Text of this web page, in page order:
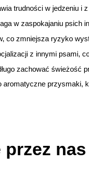
trudności w jedzeniu i
w zaspokajaniu psich
co zmniejsza ryzyko
z innymi psami,
zachować świeżość
aromatyczne przysmaki,
przez nas